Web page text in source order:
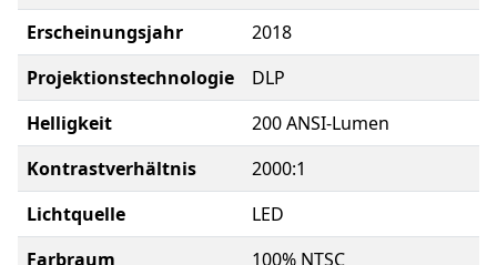
Erscheinungsjahr
2018
Projektionstechnologie
DLP
Helligkeit
200 ANSI-Lumen
Kontrastverhältnis
2000:1
Lichtquelle
LED
Farbraum
100% NTSC